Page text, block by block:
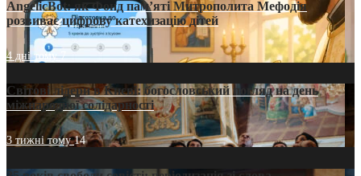
AngelicBot: як Фонд пам’яті Митрополита Мефодія
розвиває цифрову катехизацію дітей
4 дні тому7
Світові лідери в Києві: богословський погляд на день
міжнародної солідарності
3 тижні тому14